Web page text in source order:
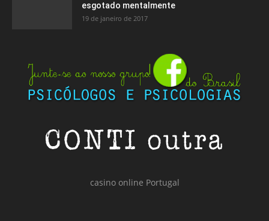
esgotado mentalmente
19 de janeiro de 2017
casino online Portugal